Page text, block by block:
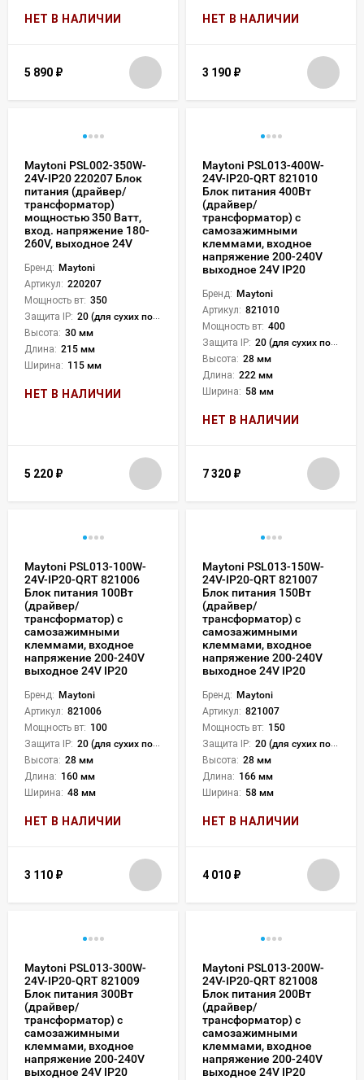
НЕТ В НАЛИЧИИ
5 890 ₽
НЕТ В НАЛИЧИИ
3 190 ₽
Maytoni PSL002-350W-
24V-IP20 220207 Блок
питания (драйвер/
трансформатор)
мощностью 350 Ватт,
вход. напряжение 180-
260V, выходное 24V
Бренд: Maytoni
Артикул: 220207
Мощность вт: 350
Защита IP: 20 (для сухих пом.)
Высота: 30 мм
Длина: 215 мм
Ширина: 115 мм
НЕТ В НАЛИЧИИ
5 220 ₽
Maytoni PSL013-400W-
24V-IP20-QRT 821010
Блок питания 400Вт
(драйвер/
трансформатор) с
самозажимными
клеммами, входное
напряжение 200-240V
выходное 24V IP20
Бренд: Maytoni
Артикул: 821010
Мощность вт: 400
Защита IP: 20 (для сухих пом.)
Высота: 28 мм
Длина: 222 мм
Ширина: 58 мм
НЕТ В НАЛИЧИИ
7 320 ₽
Maytoni PSL013-100W-
24V-IP20-QRT 821006
Блок питания 100Вт
(драйвер/
трансформатор) с
самозажимными
клеммами, входное
напряжение 200-240V
выходное 24V IP20
Бренд: Maytoni
Артикул: 821006
Мощность вт: 100
Защита IP: 20 (для сухих пом.)
Высота: 28 мм
Длина: 160 мм
Ширина: 48 мм
НЕТ В НАЛИЧИИ
3 110 ₽
Maytoni PSL013-150W-
24V-IP20-QRT 821007
Блок питания 150Вт
(драйвер/
трансформатор) с
самозажимными
клеммами, входное
напряжение 200-240V
выходное 24V IP20
Бренд: Maytoni
Артикул: 821007
Мощность вт: 150
Защита IP: 20 (для сухих пом.)
Высота: 28 мм
Длина: 166 мм
Ширина: 58 мм
НЕТ В НАЛИЧИИ
4 010 ₽
Maytoni PSL013-300W-
24V-IP20-QRT 821009
Блок питания 300Вт
(драйвер/
трансформатор) с
самозажимными
клеммами, входное
напряжение 200-240V
выходное 24V IP20
Maytoni PSL013-200W-
24V-IP20-QRT 821008
Блок питания 200Вт
(драйвер/
трансформатор) с
самозажимными
клеммами, входное
напряжение 200-240V
выходное 24V IP20